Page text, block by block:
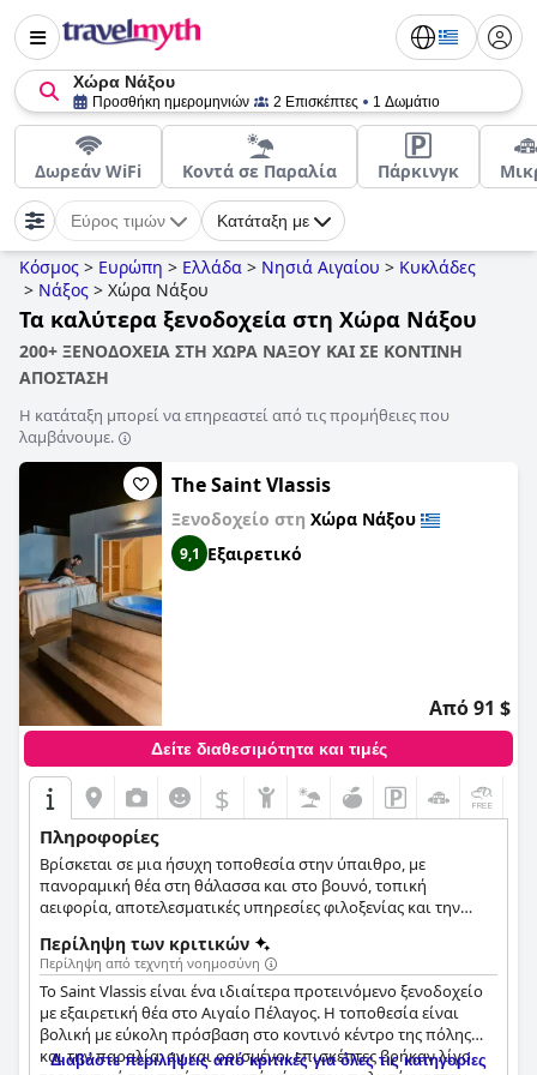
Χώρα Νάξου
Προσθήκη ημερομηνιών 2 Επισκέπτες 1 Δωμάτιο
Δωρεάν WiFi Κοντά σε Παραλία Πάρκινγκ
Εύρος τιμών Κατάταξη με
Κόσμος > Ευρώπη > Ελλάδα > Νησιά Αιγαίου > Κυκλάδες
> Νάξος > Χώρα Νάξου
Τα καλύτερα ξενοδοχεία στη Χώρα Νάξου
200+ ΞΕΝΟΔΟΧΕΙΑ ΣΤΗ ΧΩΡΑ ΝΑΞΟΥ ΚΑΙ ΣΕ ΚΟΝΤΙΝΗ
ΑΠΟΣΤΑΣΗ
Η κατάταξη μπορεί να επηρεαστεί από τις προμήθειες που
λαμβάνουμε.
The Saint Vlassis
Ξενοδοχείο στη Χώρα Νάξου
9,1 Εξαιρετικό
Από 91 $
Δείτε διαθεσιμότητα και τιμές
$
Πληροφορίες
Βρίσκεται σε μια ήσυχη τοποθεσία στην ύπαιθρο, με
πανοραμική θέα στη θάλασσα και στο βουνό, τοπική
αειφορία, αποτελεσματικές υπηρεσίες φιλοξενίας και την
Περίληψη των κριτικών
Περίληψη από τεχνητή νοημοσύνη
Το Saint Vlassis είναι ένα ιδιαίτερα προτεινόμενο ξενοδοχείο
με εξαιρετική θέα στο Αιγαίο Πέλαγος. Η τοποθεσία είναι
βολική με εύκολη πρόσβαση στο κοντινό κέντρο της πόλης
και την παραλία, αν και ορισμένοι επισκέπτες βρήκαν λίγο
Διαβάστε περιλήψεις από κριτικές για όλες τις κατηγορίες